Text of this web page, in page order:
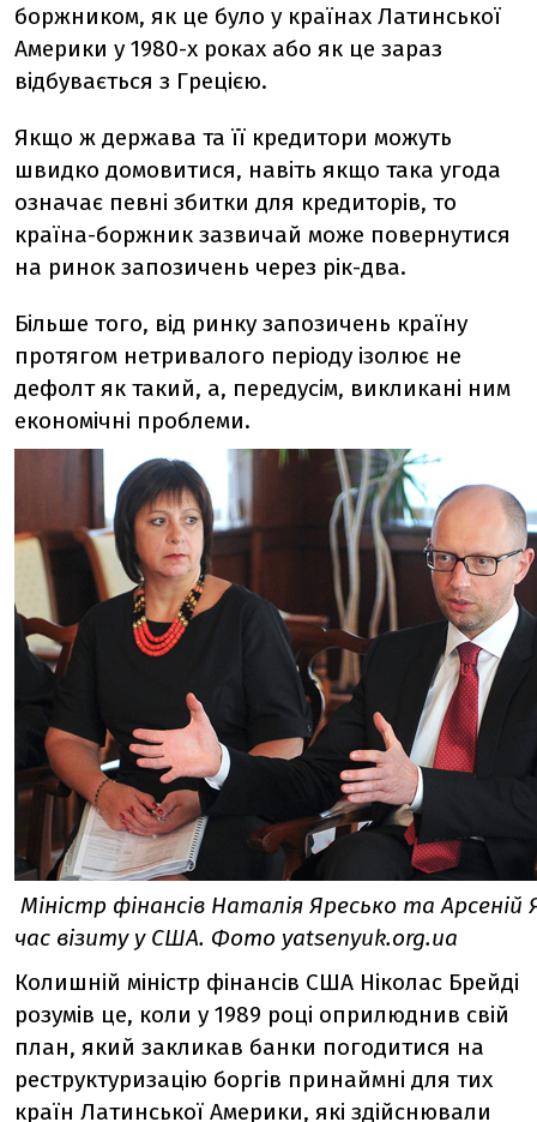
боржником, як це було у країнах Латинської
Америки у 1980-х роках або як це зараз
відбувається з Грецією.
Якщо ж держава та її кредитори можуть
швидко домовитися, навіть якщо така угода
означає певні збитки для кредиторів, то
країна-боржник зазвичай може повернутися
на ринок запозичень через рік-два.
Більше того, від ринку запозичень країну
протягом нетривалого періоду ізолює не
дефолт як такий, а, передусім, викликані ним
економічні проблеми.
Міністр фінансів Наталія Яресько та Арсеній
час візиту у США. Фото yatsenyuk.org.ua
Колишній міністр фінансів США Ніколас Брейді
розумів це, коли у 1989 році оприлюднив свій
план, який закликав банки погодитися на
реструктуризацію боргів принаймні для тих
країн Латинської Америки, які здійснювали